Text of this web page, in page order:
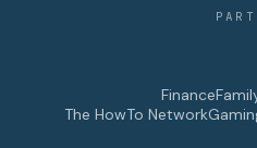
Finance
The HowTo Network